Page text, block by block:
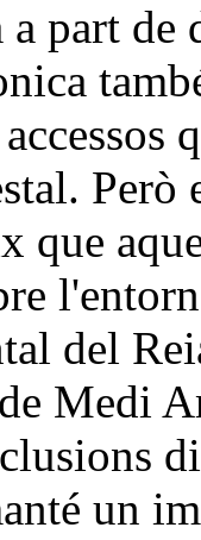
part de
que
del
Medi
un